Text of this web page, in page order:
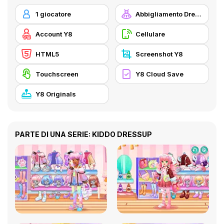
1 giocatore Abbigliamento Dress Up
Account Y8 Cellulare
HTML5 Screenshot Y8
Touchscreen Y8 Cloud Save
Y8 Originals
PARTE DI UNA SERIE: KIDDO DRESSUP